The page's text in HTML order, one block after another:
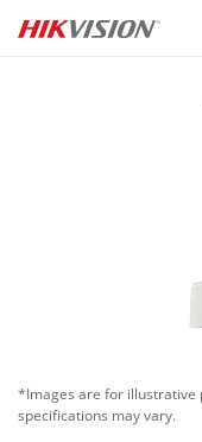
Skip to content
*Images are for illustrative
specifications may vary.